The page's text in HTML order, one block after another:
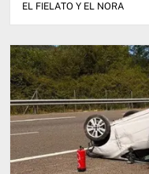
EL FIELATO Y EL NORA